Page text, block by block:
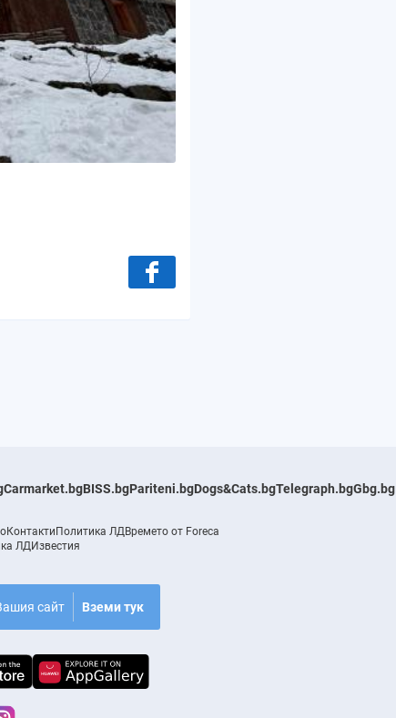
Carmarket.bgBISS.bgPariteni.bgDogs&Cats.bgTelegraph.bgGbg.bg
КонтактиПолитика ЛДВремето от Foreca
ЛДИзвестия
сайт Вземи тук